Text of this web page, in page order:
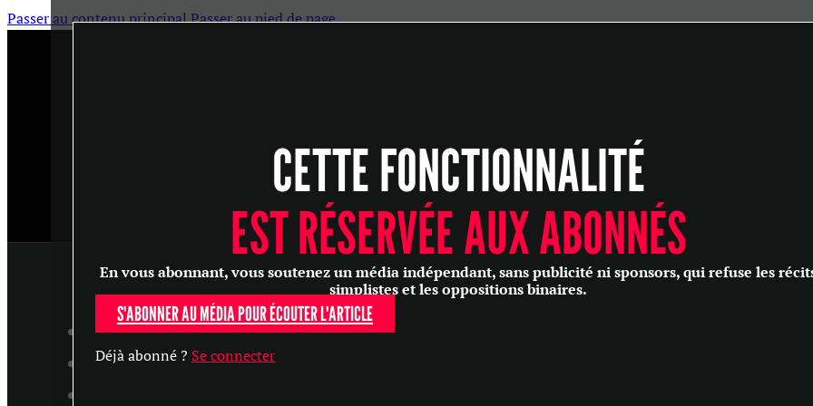
Passer au contenu principalPasser au pied de page
SANTÉ
PHILOSOPHIE
CULTURE
SOCIÉTÉ
ARTICLES
MASTERCLASS
CETTE FONCTIONNALITÉ
EST RÉSERVÉE AUX ABONNÉS
En vous abonnant, vous soutenez un média indépendant, sans publicité ni sponsors, qui refuse les
simplistes et les oppositions binaires.
S'ABONNER AU MÉDIA POUR ÉCOUTER L'ARTICLE
Déjà abonné ? Se connecter